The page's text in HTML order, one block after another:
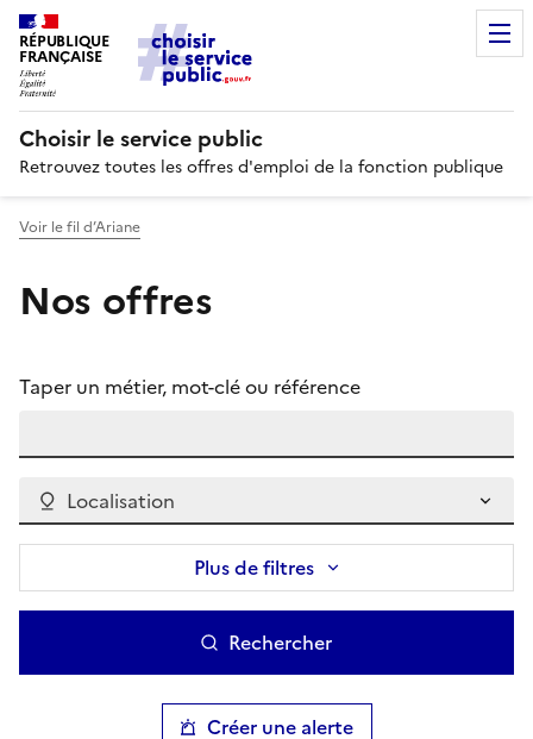
RÉPUBLIQUE
FRANÇAISE
Choisir le service public
Retrouvez toutes les offres d'emploi de la fonction publique
Voir le fil d’Ariane
Nos offres
Taper un métier, mot-clé ou référence
Localisation
Plus de filtres
Rechercher
Créer une alerte